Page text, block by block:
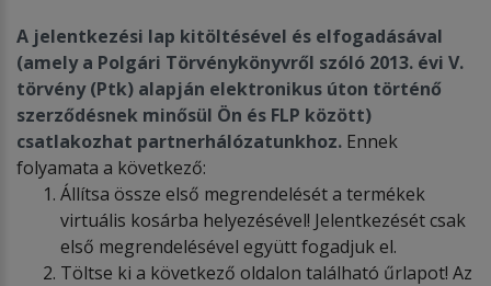
A jelentkezési lap kitöltésével és elfogadásával
(amely a Polgári Törvénykönyvről szóló 2013. évi V.
törvény (Ptk) alapján elektronikus úton történő
szerződésnek minősül Ön és FLP között)
csatlakozhat partnerhálózatunkhoz. Ennek
folyamata a következő:
Állítsa össze első megrendelését a termékek
virtuális kosárba helyezésével! Jelentkezését csak
első megrendelésével együtt fogadjuk el.
Töltse ki a következő oldalon található űrlapot! Az